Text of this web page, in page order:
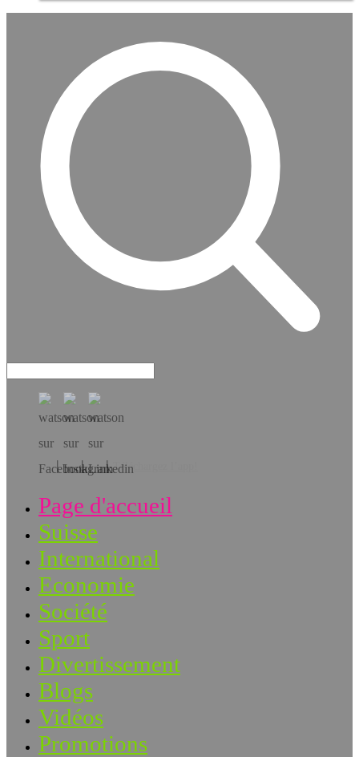
Téléchargez l’app!
Page d'accueil
Suisse
International
Economie
Société
Sport
Divertissement
Blogs
Vidéos
Promotions